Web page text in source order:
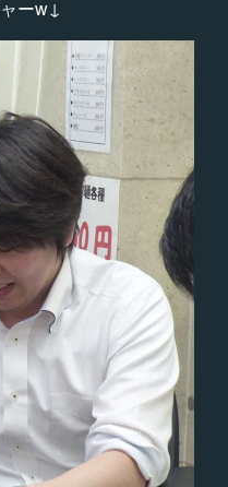
ーw↓